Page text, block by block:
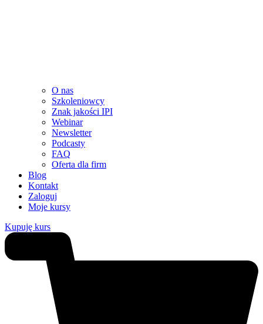
O nas
Szkoleniowcy
Znak jakości IPI
Webinar
Newsletter
Podcasty
FAQ
Oferta dla firm
Blog
Kontakt
Zaloguj
Moje kursy
Kupuję kurs